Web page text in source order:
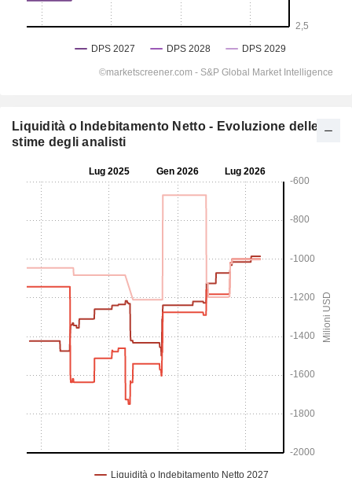
Liquidità o Indebitamento Netto - Evoluzione delle
stime degli analisti